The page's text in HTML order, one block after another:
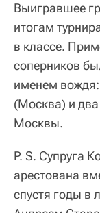
Выигравшее
итогам
в классе.
соперников
именем
(Москва) и
Москвы.
P. S. Супруга
арестована
спустя годы в